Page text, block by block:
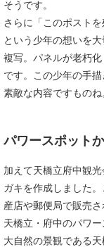
そうです。
さらに「このポスト
という少年の想いを
複写。パネルが老朽
です。この少年の手
素敵な内容ですものね
パワースポット
加えて天橋立府中観
ガキを作成しました
産店や郵便局で販売さ
天橋立・府中のパワ
大自然の景観である